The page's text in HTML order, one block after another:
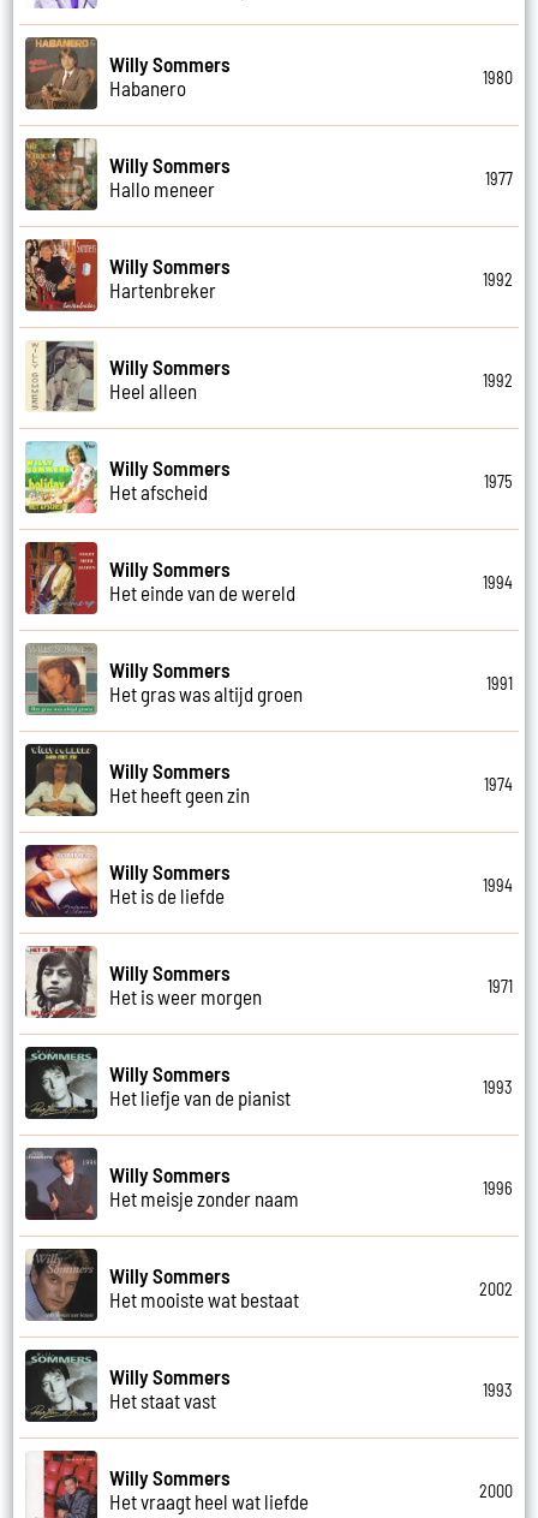
Willy Sommers
Habanero
1980
Willy Sommers
Hallo meneer
1977
Willy Sommers
Hartenbreker
1992
Willy Sommers
Heel alleen
1992
Willy Sommers
Het afscheid
1975
Willy Sommers
Het einde van de wereld
1994
Willy Sommers
Het gras was altijd groen
1991
Willy Sommers
Het heeft geen zin
1974
Willy Sommers
Het is de liefde
1994
Willy Sommers
Het is weer morgen
1971
Willy Sommers
Het liefje van de pianist
1993
Willy Sommers
Het meisje zonder naam
1996
Willy Sommers
Het mooiste wat bestaat
2002
Willy Sommers
Het staat vast
1993
Willy Sommers
Het vraagt heel wat liefde
2000